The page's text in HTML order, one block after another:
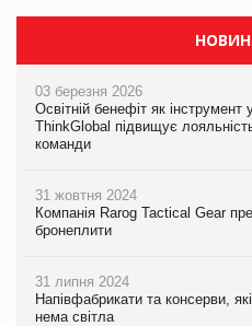
03 березня 2026
Освітній бенефіт як інструмент
ThinkGlobal підвищує
команди
31 жовтня 2024
Компанія Rarog Tactical Gear
бронеплити
31 липня 2024
Напівфабрикати та консерви,
нема світла